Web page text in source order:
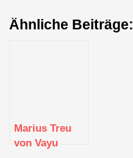
Ähnliche Beiträge:
Marius Treu
von Vayu